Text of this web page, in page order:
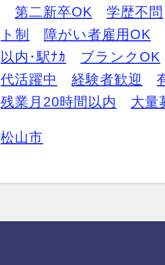
第二新卒OK
学歴不問
ト制
障がい者雇用OK
以内･駅ﾅｶ
ブランクOK
代活躍中
経験者歓迎
残業月20時間以内
大量
松山市